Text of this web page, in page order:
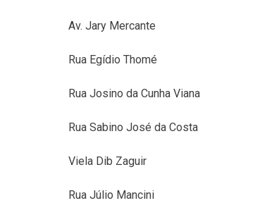
Av. Jary Mercante
Rua Egídio Thomé
Rua Josino da Cunha Viana
Rua Sabino José da Costa
Viela Dib Zaguir
Rua Júlio Mancini